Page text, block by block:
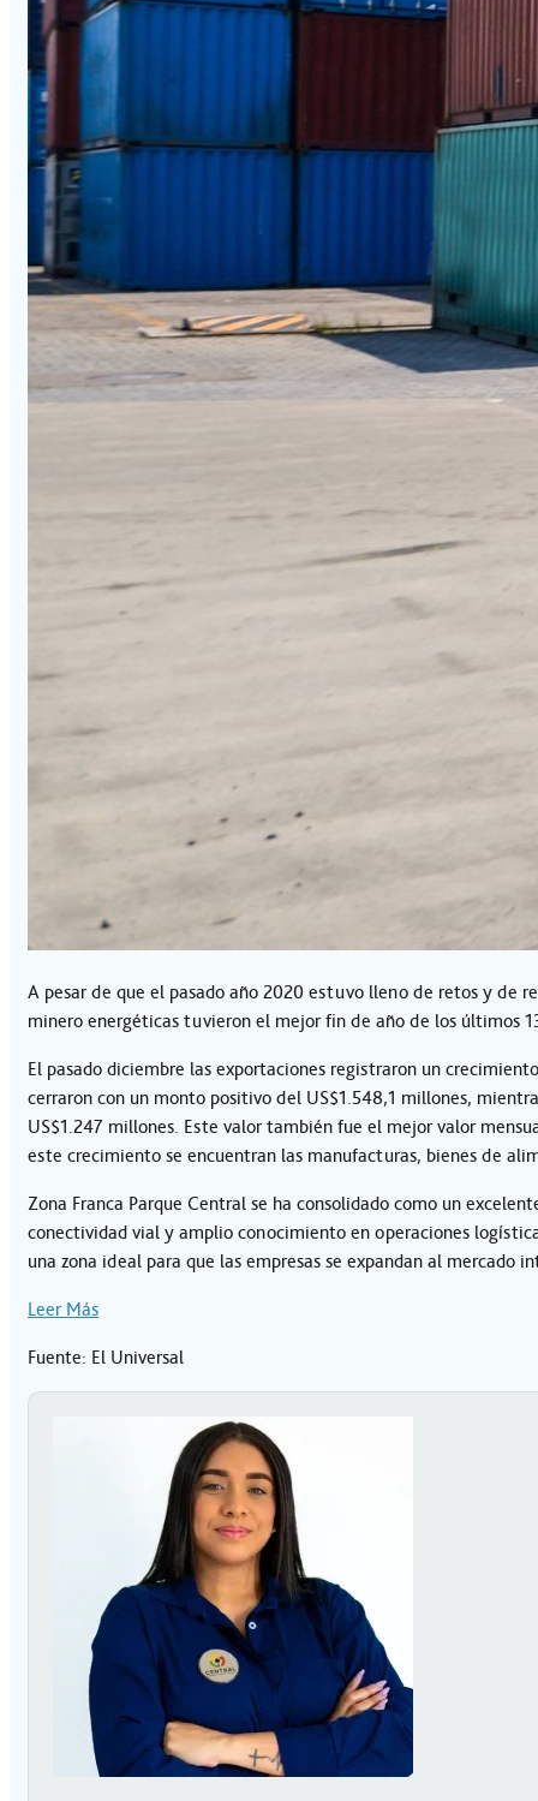
A pesar de que el pasado año 2020 estuvo lleno de retos y de
minero energéticas tuvieron el mejor fin de año de los últimos
El pasado diciembre las exportaciones registraron un
cerraron con un monto positivo del US$1.548,1 millones,
US$1.247 millones. Este valor también fue el mejor valor
este crecimiento se encuentran las manufacturas, bienes de
Zona Franca Parque Central se ha consolidado como un
conectividad vial y amplio conocimiento en operaciones
una zona ideal para que las empresas se expandan al mercado
Leer Más
Fuente: El Universal